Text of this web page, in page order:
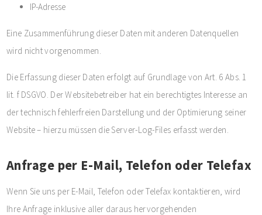
IP-Adresse
Eine Zusammenführung dieser Daten mit anderen Datenquellen
wird nicht vorgenommen.
Die Erfassung dieser Daten erfolgt auf Grundlage von Art. 6 Abs. 1
lit. f DSGVO. Der Websitebetreiber hat ein berechtigtes Interesse an
der technisch fehlerfreien Darstellung und der Optimierung seiner
Website – hierzu müssen die Server-Log-Files erfasst werden.
Anfrage per E-Mail, Telefon oder Telefax
Wenn Sie uns per E-Mail, Telefon oder Telefax kontaktieren, wird
Ihre Anfrage inklusive aller daraus hervorgehenden